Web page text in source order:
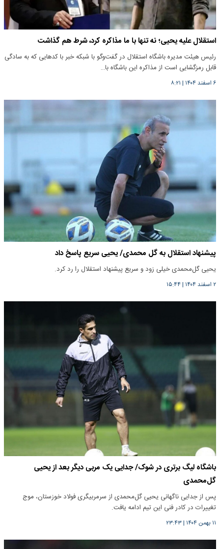
استقلال علیه یحیی؛ نه تنها با ما مذاکره کرد، شرط هم گذاشت
رئیس هیئت مدیره باشگاه استقلال در گفت‌وگو با شبکه خبر با کدهایی که به سادگی
قابل رمزگشایی است از مذاکره این باشگاه با…
۶ اسفند ۱۴۰۴ | ۸:۲۱
پیشنهاد استقلال به گل محمدی/ یحیی سریع پاسخ داد
یحیی گل‌محمدی خیلی زود و سریع پیشنهاد استقلال را رد کرد.
۲ اسفند ۱۴۰۴ |۱۵:۴۴
باشگاه لیگ برتری در شوک/ جدایی یک مربی دیگر بعد از یحیی
گل‌محمدی
پس از جدایی ناگهانی یحیی گل‌محمدی از سرمربیگری فولاد خوزستان، موج
تغییرات در کادر فنی این تیم ادامه یافت.
۱۱ بهمن ۱۴۰۴ |۲۳:۴۳